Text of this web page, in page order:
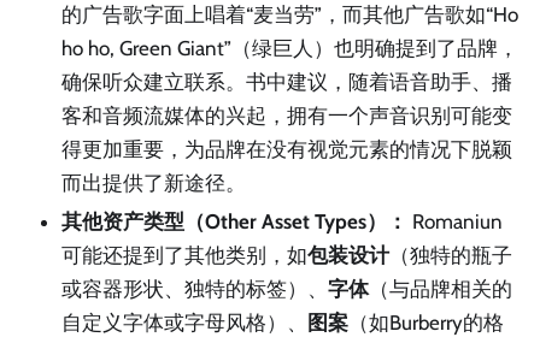
的广告歌字面上唱着“麦当劳”，而其他广告歌如“Ho
ho ho, Green Giant”（绿巨人）也明确提到了品牌，
确保听众建立联系。书中建议，随着语音助手、播
客和音频流媒体的兴起，拥有一个声音识别可能变
得更加重要，为品牌在没有视觉元素的情况下脱颖
而出提供了新途径。
其他资产类型（Other Asset Types）： Romaniun
可能还提到了其他类别，如包装设计（独特的瓶子
或容器形状、独特的标签）、 字体（与品牌相关的
自定义字体或字母风格）、
图案 （如Burberry的格